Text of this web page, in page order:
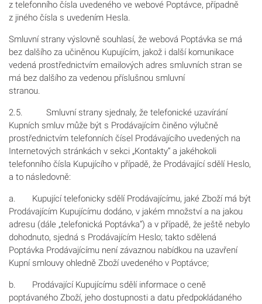
z telefonního čísla uvedeného ve webové Poptávce, případně
z jiného čísla s uvedením Hesla.
Smluvní strany výslovně souhlasí, že webová Poptávka se má
bez dalšího za učiněnou Kupujícím, jakož i další komunikace
vedená prostřednictvím emailových adres smluvních stran se
má bez dalšího za vedenou příslušnou smluvní
2.5. Smluvní strany sjednaly, že telefonické uzavírání
Kupních smluv může být s Prodávajícím činěno výlučně
prostřednictvím telefonních čísel Prodávajícího uvedených na
Internetových stránkách v sekci „Kontakty“ a jakéhokoli
telefonního čísla Kupujícího v případě, že Prodávající sdělí Heslo,
a to následovně:
a. Kupující telefonicky sdělí Prodávajícímu, jaké Zboží má být
Prodávajícím Kupujícímu dodáno, v jakém množství a na jakou
adresu (dále „telefonická Poptávka“) a v případě, že ještě nebylo
dohodnuto, sjedná s Prodávajícím Heslo; takto sdělená
Poptávka Prodávajícímu není závaznou nabídkou na uzavření
Kupní smlouvy ohledně Zboží uvedeného v Poptávce;
b. Prodávající Kupujícímu sdělí informace o ceně
poptávaného Zboží, jeho dostupnosti a datu předpokládaného